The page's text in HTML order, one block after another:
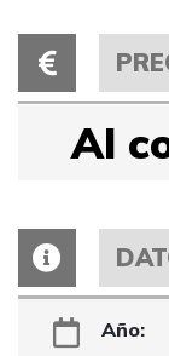
Al
Año: